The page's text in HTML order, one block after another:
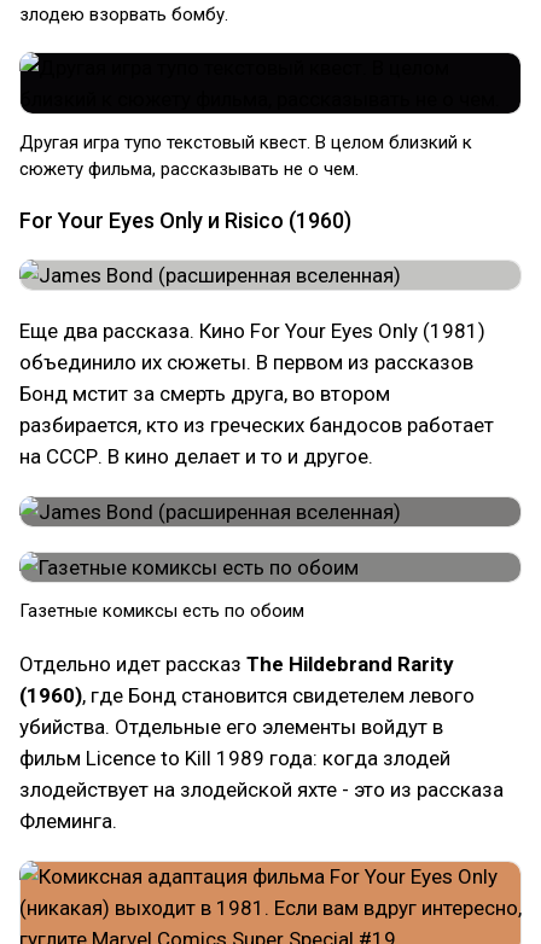
злодею взорвать бомбу.
Другая игра тупо текстовый квест. В целом близкий к
сюжету фильма, рассказывать не о чем.
For Your Eyes Only и Risico (1960)
Еще два рассказа. Кино For Your Eyes Only (1981)
объединило их сюжеты. В первом из рассказов
Бонд мстит за смерть друга, во втором
разбирается, кто из греческих бандосов работает
на СССР. В кино делает и то и другое.
Газетные комиксы есть по обоим
Отдельно идет рассказ The Hildebrand Rarity
(1960), где Бонд становится свидетелем левого
убийства. Отдельные его элементы войдут в
фильм Licence to Kill 1989 года: когда злодей
злодействует на злодейской яхте - это из рассказа
Флеминга.